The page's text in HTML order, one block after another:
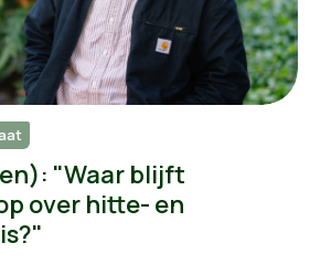
"Waar blijft
over hitte- en